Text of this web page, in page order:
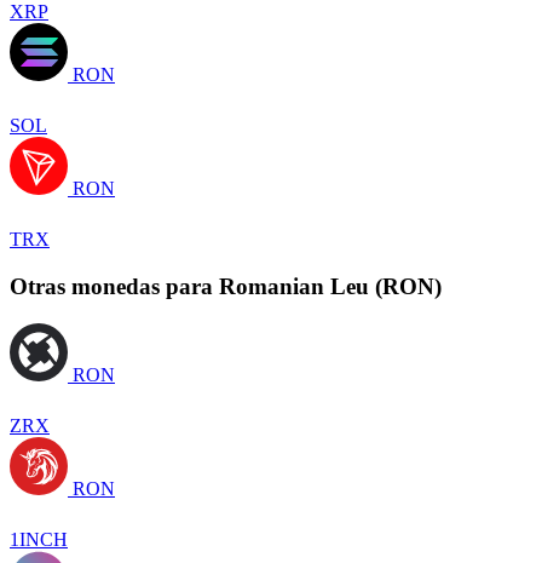
XRP
RON
SOL
RON
TRX
Otras monedas para Romanian Leu (RON)
RON
ZRX
RON
1INCH